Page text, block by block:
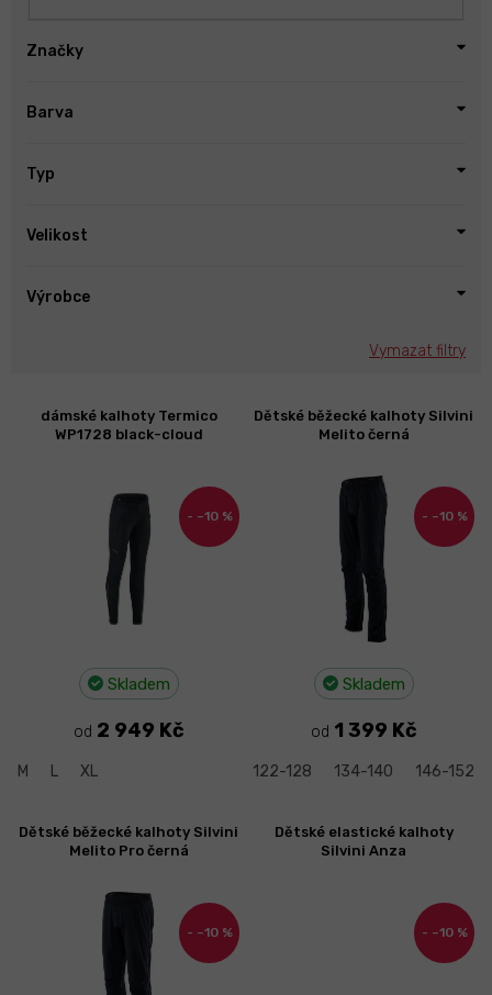
Značky
Barva
Typ
Velikost
Výrobce
Vymazat filtry
–10 %
dámské kalhoty Termico
WP1728 black-cloud
Skladem
od 2 949 Kč
M L XL
–10 %
Dětské běžecké kalhoty Silvini
Melito černá
Skladem
od 1 399 Kč
122-128 134-140 146-152
–10 %
Dětské běžecké kalhoty Silvini
Melito Pro černá
–10 %
Dětské elastické kalhoty
Silvini Anza